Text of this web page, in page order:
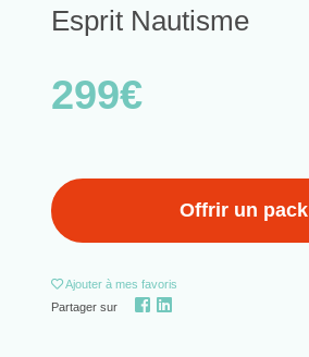
Esprit Nautisme
299€
Offrir un pack
Ajouter à mes favoris
Partager sur